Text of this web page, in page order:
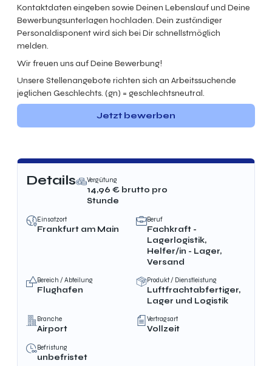
Kontaktdaten eingeben sowie Deinen Lebenslauf und Deine
Bewerbungsunterlagen hochladen. Dein zuständiger
Personaldisponent wird sich bei Dir schnellstmöglich
melden.
Wir freuen uns auf Deine Bewerbung!
Unsere Stellenangebote richten sich an Arbeitssuchende
jeglichen Geschlechts. (gn) = geschlechtsneutral.
Jetzt bewerben
Details Vergütung
14,96 € brutto pro
Stunde
Einsatzort
Frankfurt am Main
Beruf
Fachkraft -
Lagerlogistik,
Helfer/in - Lager,
Versand
Bereich / Abteilung
Flughafen
Produkt / Dienstleistung
Luftfrachtabfertiger,
Lager und Logistik
Branche
Airport
Vertragsart
Vollzeit
Befristung
unbefristet